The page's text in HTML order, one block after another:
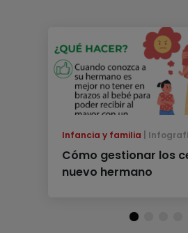
Infancia y familia
Cómo gestionar los
nuevo hermano